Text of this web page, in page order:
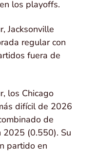
los playoffs.
Jacksonville
regular con
fuera de
los Chicago
difícil de 2026
de
2025 (0.550). Su
partido en